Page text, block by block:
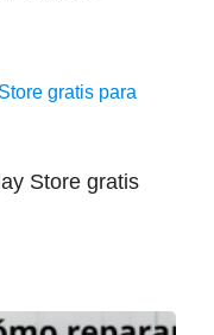
Store gratis